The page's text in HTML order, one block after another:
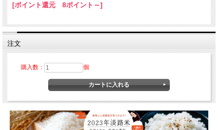
レトルトタイプで温めるだけ
朝食の一品 夕食にもう一品ほしいとき重宝しま
す!!
[ポイント還元 8ポイント～]
注文
購入数： 個